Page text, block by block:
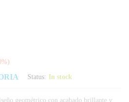
Status: In stock
geométrico con acabado brillante y